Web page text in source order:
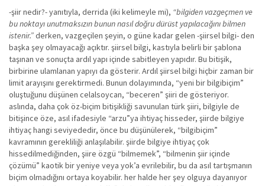
-şiir nedir?- yanıtıyla, derrida (iki kelimeyle mi), “bilgiden vazgeçmen ve
bu noktayı unutmaksızın bunun nasıl doğru dürüst yapılacağını bilmen
istenir.”derken, vazgeçilen şeyin, o güne kadar gelen -şiirsel bilgi- den
başka şey olmayacağı açıktır. şiirsel bilgi, kastıyla belirli bir şablona
taşınan ve sonuçta ardıl yapı içinde sabitleyen yapıdır. Bu bitişik,
birbirine ulamlanan yapıyı da gösterir. Ardıl şiirsel bilgi hiçbir zaman bir
limit arayışını gerektirmedi. Bunun dolayımında, “yeni bir bilgibiçim”
oluştuğunu düşünen celalsoycan, “beceren” şiiri de gösteriyor.
aslında, daha çok öz-biçim bitişikliği savunulan türk şiiri, bilgiyle de
bitişince öze, asıl ifadesiyle “arzu”ya ihtiyaç hisseder, şiirde bilgiye
ihtiyaç hangi seviyededir, önce bu düşünülerek, “bilgibiçim”
kavramının gerekliliği anlaşılabilir. şiirde bilgiye ihtiyaç çok
hissedilmediğinden, şiire özgü “bilmemek”, “bilmenin şiir içinde
çözümü” kaotik bir yeniye veya yok’a evrilebilir, bu da asıl tartışmanın
biçim olmadığını ortaya koyabilir. her halde her şey olguya dayanıyor